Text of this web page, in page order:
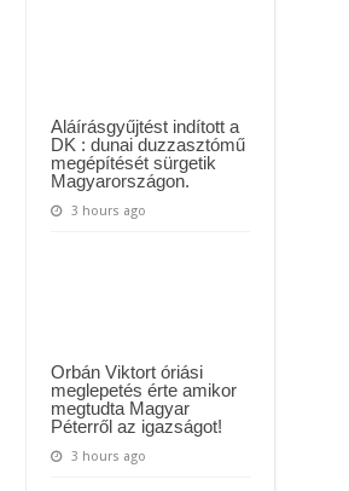
Aláírásgyűjtést indított a
DK : dunai duzzasztómű
megépítését sürgetik
Magyarországon.
3 hours ago
Orbán Viktort óriási
meglepetés érte amikor
megtudta Magyar
Péterről az igazságot!
3 hours ago